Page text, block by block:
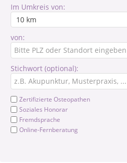
Im Umkreis von:
von:
Stichwort (optional):
Zertifizierte Osteopathen
Soziales Honorar
Fremdsprache
Online-Fernberatung